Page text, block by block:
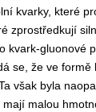
kvarky, které
zprostředkují
kvark-gluonové
se, že ve
však byla
malou